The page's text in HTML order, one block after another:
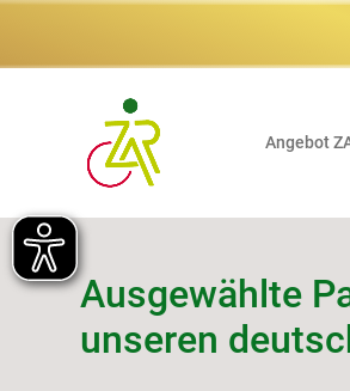
Angebot
Ausgewählte
unseren